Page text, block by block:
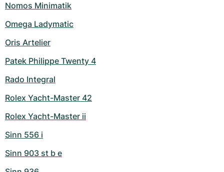
Nomos Minimatik
Omega Ladymatic
Oris Artelier
Patek Philippe Twenty 4
Rado Integral
Rolex Yacht-Master 42
Rolex Yacht-Master ii
Sinn 556 i
Sinn 903 st b e